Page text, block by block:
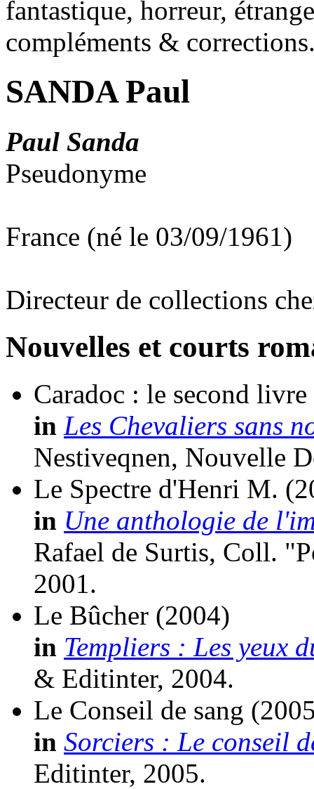
fantastique, horreur,
compléments &
SANDA Paul
Paul Sanda
Pseudonyme
France (né le 03/09/1961)
Directeur de collections
Nouvelles et courts
Caradoc : le second livre
in Les Chevaliers sans
Nestiveqnen, Nouvelle
Le Spectre d'Henri M.
in Une anthologie de
Rafael de Surtis, Coll.
2001.
Le Bûcher (2004)
in Templiers : Les yeux
& Editinter, 2004.
Le Conseil de sang
in Sorciers : Le conseil
Editinter, 2005.